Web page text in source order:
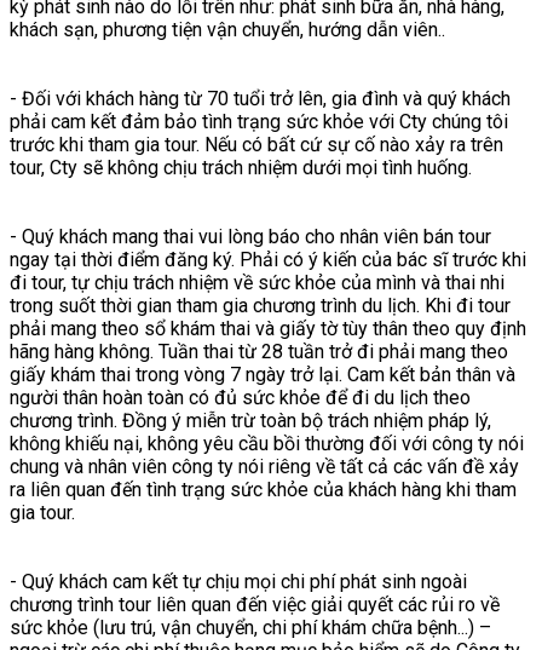
kỳ phát sinh nào do lỗi trên như: phát sinh bữa ăn, nhà hàng,
khách sạn, phương tiện vận chuyển, hướng dẫn viên..
- Đối với khách hàng từ 70 tuổi trở lên, gia đình và quý khách
phải cam kết đảm bảo tình trạng sức khỏe với Cty chúng tôi
trước khi tham gia tour. Nếu có bất cứ sự cố nào xảy ra trên
tour, Cty sẽ không chịu trách nhiệm dưới mọi tình huống.
- Quý khách mang thai vui lòng báo cho nhân viên bán tour
ngay tại thời điểm đăng ký. Phải có ý kiến của bác sĩ trước khi
đi tour, tự chịu trách nhiệm về sức khỏe của mình và thai nhi
trong suốt thời gian tham gia chương trình du lịch. Khi đi tour
phải mang theo sổ khám thai và giấy tờ tùy thân theo quy định
hãng hàng không. Tuần thai từ 28 tuần trở đi phải mang theo
giấy khám thai trong vòng 7 ngày trở lại. Cam kết bản thân và
người thân hoàn toàn có đủ sức khỏe để đi du lịch theo
chương trình. Đồng ý miễn trừ toàn bộ trách nhiệm pháp lý,
không khiếu nại, không yêu cầu bồi thường đối với công ty nói
chung và nhân viên công ty nói riêng về tất cả các vấn đề xảy
ra liên quan đến tình trạng sức khỏe của khách hàng khi tham
gia tour.
- Quý khách cam kết tự chịu mọi chi phí phát sinh ngoài
chương trình tour liên quan đến việc giải quyết các rủi ro về
sức khỏe (lưu trú, vận chuyển, chi phí khám chữa bệnh...) –